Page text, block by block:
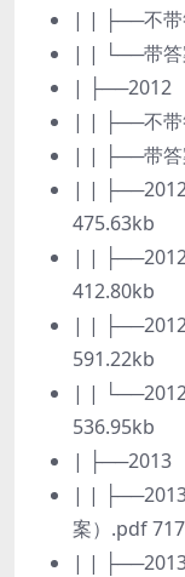
| | ├──不带
| | └──带答
| ├──2012
| | ├──不带
| | ├──带答
| | ├──2012
475.63kb
| | ├──2012
412.80kb
| | ├──2012
591.22kb
| | └──2012
536.95kb
| ├──2013
| | ├──2013
案）.pdf
| | ├──2013